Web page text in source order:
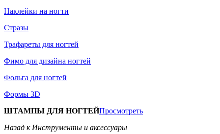
Наклейки на ногти
Стразы
Трафареты для ногтей
Фимо для дизайна ногтей
Фольга для ногтей
Формы 3D
ШТАМПЫ ДЛЯ НОГТЕЙПросмотреть
Назад к Инструменты и аксессуары